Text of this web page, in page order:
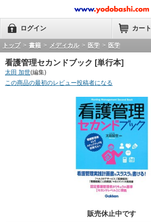
ログイン カート
トップ > 書籍 > メディカル > 医学 > 医学
看護管理セカンドブック [単行本]
太田 加世(編集)
この商品の最初のレビュー投稿者になる
販売休止中です